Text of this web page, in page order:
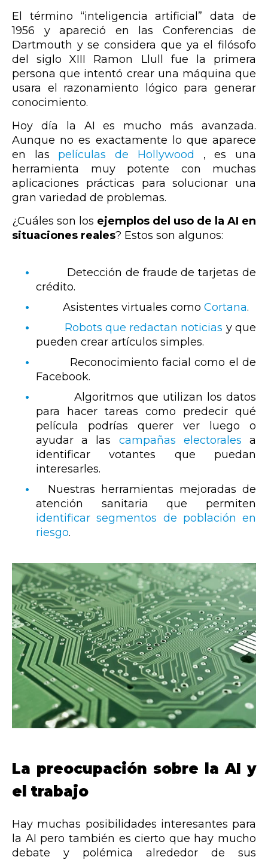
El término “inteligencia artificial” data de
1956 y apareció en las Conferencias de
Dartmouth y se considera que ya el filósofo
del siglo XIII Ramon Llull
fue la primera
persona que intentó crear una máquina que
usara el razonamiento lógico para generar
conocimiento.
Hoy día la AI es mucho más avanzada.
Aunque no es exactamente lo que aparece
en las películas de Hollywood , es una
herramienta muy potente con muchas
aplicaciones prácticas para solucionar una
gran variedad de problemas.
¿Cuáles son los ejemplos del uso de la AI en
situaciones reales? Estos son algunos:
Detección de fraude de tarjetas de
crédito.
Asistentes virtuales como Cortana.
Robots que redactan noticias y que
pueden crear artículos simples.
Reconocimiento facial como el de
Facebook.
Algoritmos que utilizan los datos
para hacer tareas como predecir qué
película podrías querer ver luego o
ayudar a las campañas electorales
a
identificar votantes que puedan
interesarles.
Nuestras herramientas mejoradas de
atención sanitaria que permiten
identificar segmentos de población en
riesgo.
La preocupación sobre la AI y
el trabajo
Hay muchas posibilidades interesantes para
la AI pero también es cierto que hay mucho
debate y polémica alrededor de sus